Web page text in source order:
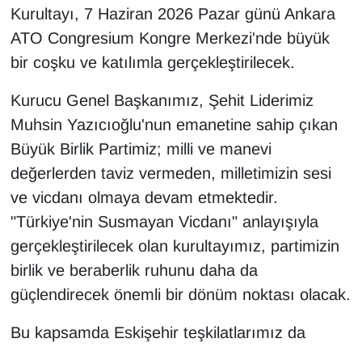
Kurultayı, 7 Haziran 2026 Pazar günü Ankara
ATO Congresium Kongre Merkezi'nde büyük
bir coşku ve katılımla gerçekleştirilecek.
Kurucu Genel Başkanımız, Şehit Liderimiz
Muhsin Yazıcıoğlu'nun emanetine sahip çıkan
Büyük Birlik Partimiz; milli ve manevi
değerlerden taviz vermeden, milletimizin sesi
ve vicdanı olmaya devam etmektedir.
"Türkiye'nin Susmayan Vicdanı" anlayışıyla
gerçekleştirilecek olan kurultayımız, partimizin
birlik ve beraberlik ruhunu daha da
güçlendirecek önemli bir dönüm noktası olacak.
Bu kapsamda Eskişehir teşkilatlarımız da